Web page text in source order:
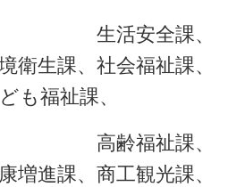
全課、
衛生課、社会福祉課、
も福祉課、
祉課、
増進課、商工観光課、